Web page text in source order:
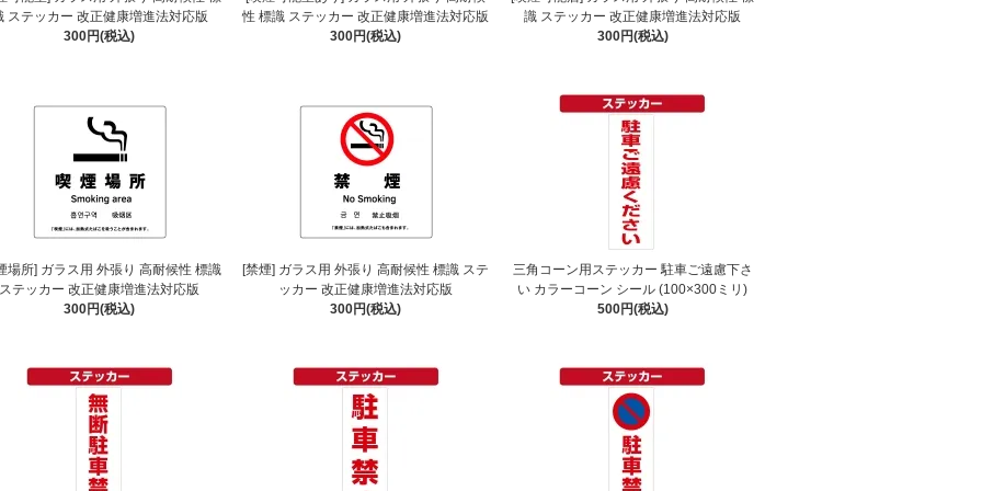
ステッカー 改正健康増進法対応版
300円(税込)
性 標識 ステッカー 改正健康増進法対応版
300円(税込)
識 ステッカー 改正健康増進法対応版
300円(税込)
場所] ガラス用 外張り 高耐候性 標識
ステッカー 改正健康増進法対応版
300円(税込)
[禁煙] ガラス用 外張り 高耐候性 標識 ステ
ッカー 改正健康増進法対応版
300円(税込)
三角コーン用ステッカー 駐車ご遠慮下さ
い カラーコーン シール (100×300ミリ)
500円(税込)